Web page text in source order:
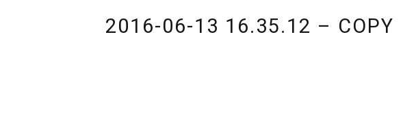
2016-06-13 16.35.12 – COPY